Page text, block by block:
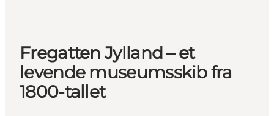
Fregatten Jylland – et
levende museumsskib fra
1800-tallet